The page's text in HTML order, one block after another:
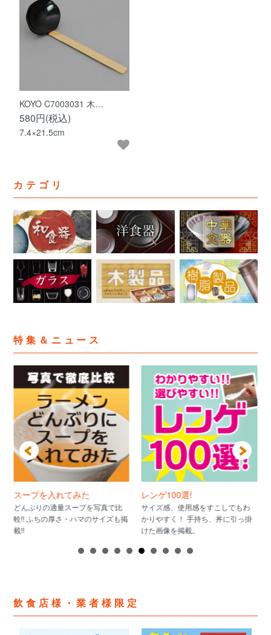
KOYO C7003031 木…
580円(税込)
7.4×21.5cm
カテゴリ
特集＆ニュース
スープを入れてみた
どんぶりの適量スープを写真で比
較!! ふちの厚さ・ハマのサイズも掲
載!!
レンゲ100選!
サイズ感、使用感をすこしでもわ
かりやすく！ 手持ち、丼に引っ掛
けた画像を掲載。
飲食店様・業者様限定